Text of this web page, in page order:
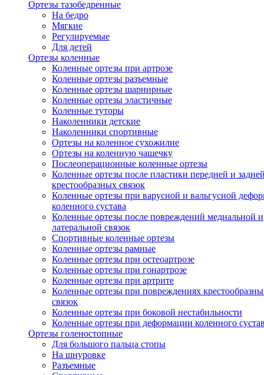
Ортезы тазобедренные
На бедро
Мягкие
Регулируемые
Для детей
Ортезы коленные
Коленные ортезы при артрозе
Коленные ортезы разъемные
Коленные ортезы шарнирные
Коленные ортезы эластичные
Коленные туторы
Наколенники детские
Наколенники спортивные
Ортезы на коленное сухожилие
Ортезы на коленную чашечку
Послеоперационные коленные ортезы
Коленные ортезы после пластики передней и
крестообразных связок
Коленные ортезы при варусной и вальгусной
коленного сустава
Коленные ортезы после повреждений медиальной и
латеральной связок
Спортивные коленные ортезы
Коленные ортезы рамные
Коленные ортезы при остеоартрозе
Коленные ортезы при гонартрозе
Коленные ортезы при артрите
Коленные ортезы при повреждениях
связок
Коленные ортезы при боковой нестабильности
Коленные ортезы при деформации коленного
Ортезы голеностопные
Для большого пальца стопы
На шнуровке
Разъемные